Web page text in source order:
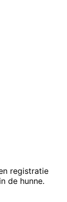
registratie
de hunne.